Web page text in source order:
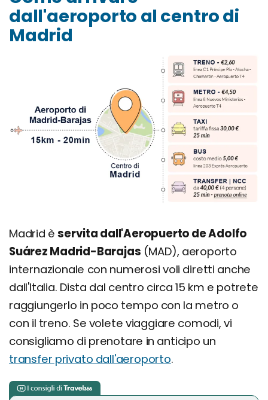
dall'aeroporto al centro di
Madrid
Madrid èservita dall'Aeropuerto de Adolfo
Suárez Madrid-Barajas (MAD), aeroporto
internazionale con numerosi voli diretti anche
dall'Italia. Dista dal centro circa 15 km e potrete
raggiungerlo in poco tempo con la metro o
con il treno. Se volete viaggiare comodi, vi
consigliamo di prenotare in anticipo un
transfer privato dall'aeroporto.